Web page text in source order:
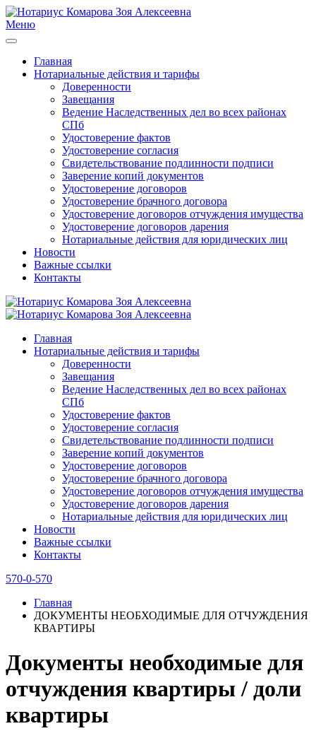
Меню
Главная
Нотариальные действия и тарифы
Доверенности
Завещания
Ведение Наследственных дел во всех районах
СПб
Удостоверение фактов
Удостоверение согласия
Свидетельствование подлинности подписи
Заверение копий документов
Удостоверение договоров
Удостоверение брачного договора
Удостоверение договоров отчуждения имущества
Удостоверение договоров дарения
Нотариальные действия для юридических лиц
Новости
Важные ссылки
Контакты
Главная
Нотариальные действия и тарифы
Доверенности
Завещания
Ведение Наследственных дел во всех районах
СПб
Удостоверение фактов
Удостоверение согласия
Свидетельствование подлинности подписи
Заверение копий документов
Удостоверение договоров
Удостоверение брачного договора
Удостоверение договоров отчуждения имущества
Удостоверение договоров дарения
Нотариальные действия для юридических лиц
Новости
Важные ссылки
Контакты
570-0-570
Главная
ДОКУМЕНТЫ НЕОБХОДИМЫЕ ДЛЯ ОТЧУЖДЕНИЯ
КВАРТИРЫ
Документы необходимые для
отчуждения квартиры / доли
квартиры